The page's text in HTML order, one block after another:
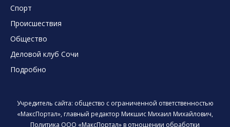
Спорт
Происшествия
Общество
Деловой клуб Сочи
Подробно
Учредитель сайта: общество с ограниченной ответственностью
«МаксПортал», главный редактор Микшис Михаил Михайлович,
Политика ООО «МаксПортал» в отношении обработки